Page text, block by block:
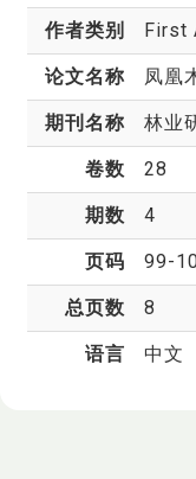
作者类别 First
论文名称 凤凰
期刊名称 林业
卷数 28
期数 4
页码 99-
总页数 8
语言 中文